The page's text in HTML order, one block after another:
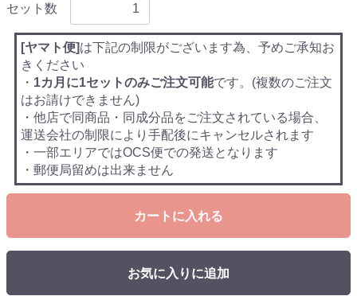
セット数
[ヤマト便]は下記の制限がございます為、予めご承知お
きください
・ 1カ月に1セットのみご注文可能です。(複数のご注文
はお請けできません)
・他店で同商品・同成分品をご注文されている場合、
運送会社の制限により手配後にキャンセルされます
・一部エリアではOCS便での発送となります
・郵便局留めは出来ません
カートに入れる
お気に入りに追加